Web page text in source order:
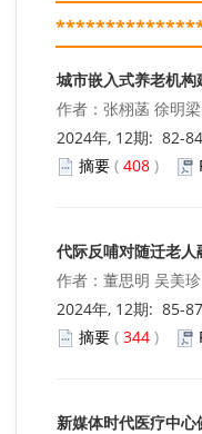
城市嵌入式养老机
作者：张栩菡 徐明
2024年, 12期: 82-
摘要 ( 408 )
代际反哺对随迁老
作者：董思明 吴美珍
2024年, 12期: 85-
摘要 ( 344 )
新媒体时代医疗中